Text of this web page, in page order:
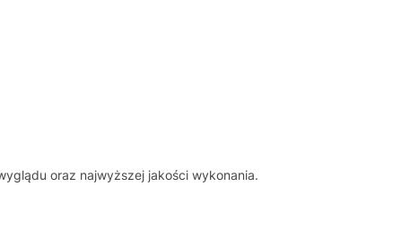
oraz najwyższej jakości wykonania.